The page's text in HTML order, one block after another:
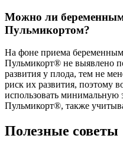
Можно ли
Пульмикортом?
На фоне приема
Пульмикорт® не выявлено
развития у плода, тем не
риск их развития, поэтому
использовать минимальную
Пульмикорт®, также
Полезные советы